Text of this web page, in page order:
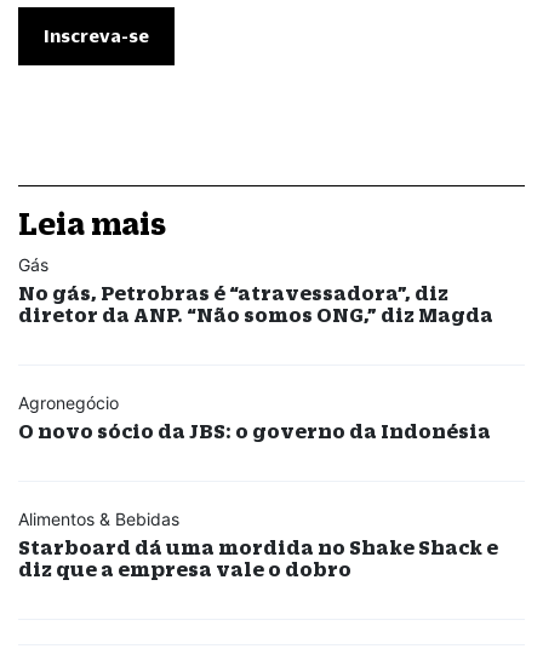
Leia mais
Gás
No gás, Petrobras é “atravessadora”, diz
diretor da ANP. “Não somos ONG,” diz Magda
Agronegócio
O novo sócio da JBS: o governo da Indonésia
Alimentos & Bebidas
Starboard dá uma mordida no Shake Shack e
diz que a empresa vale o dobro